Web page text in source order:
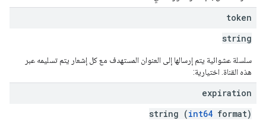
token
string
سلسلة عشوائية يتم إرسالها إلى العنوان المستهدف مع كل إشعار يتم تسليمه عبر
هذه القناة. اختيارية:
expiration
string (int64 format)